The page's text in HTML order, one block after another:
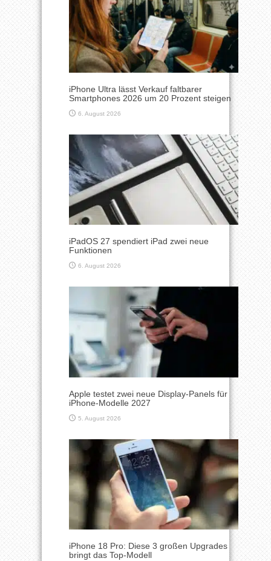
iPhone Ultra lässt Verkauf faltbarer
Smartphones 2026 um 20 Prozent steigen
6. August 2026
iPadOS 27 spendiert iPad zwei neue
Funktionen
6. August 2026
Apple testet zwei neue Display-Panels für
iPhone-Modelle 2027
5. August 2026
iPhone 18 Pro: Diese 3 großen Upgrades
bringt das Top-Modell